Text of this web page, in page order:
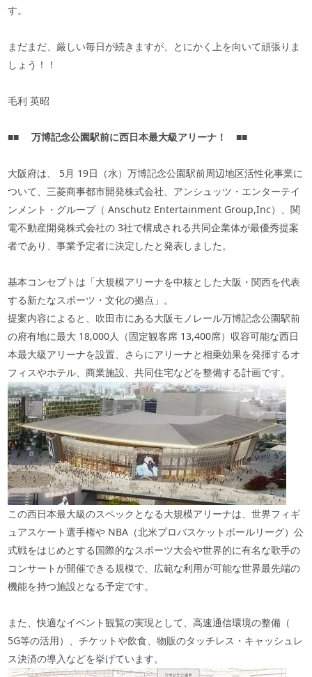
す。
まだまだ、厳しい毎日が続きますが、とにかく上を向いて頑張りま
しょう！！
毛利 英昭
■■ 万博記念公園駅前に西日本最大級アリーナ！ ■■
大阪府は、 5月 19日（水）万博記念公園駅前周辺地区活性化事業に
ついて、三菱商事都市開発株式会社、アンシュッツ・エンターテイ
ンメント・グループ（ Anschutz Entertainment Group,Inc）、関
電不動産開発株式会社の 3社で構成される共同企業体が最優秀提案
者であり、事業予定者に決定したと発表しました。
基本コンセプトは「大規模アリーナを中核とした大阪・関西を代表
する新たなスポーツ・文化の拠点」。
提案内容によると、吹田市にある大阪モノレール万博記念公園駅前
の府有地に最大 18,000人（固定観客席 13,400席）収容可能な西日
本最大級アリーナを設置、さらにアリーナと相乗効果を発揮するオ
フィスやホテル、商業施設、共同住宅などを整備する計画です。
この西日本最大級のスペックとなる大規模アリーナは、世界フィギ
ュアスケート選手権や NBA （北米プロバスケットボールリーグ）公
式戦をはじめとする国際的なスポーツ大会や世界的に有名な歌手の
コンサートが開催できる規模で、広範な利用が可能な世界最先端の
機能を持つ施設となる予定です。
また、快適なイベント観覧の実現として、高速通信環境の整備（
5G等の活用）、チケットや飲食、物販のタッチレス・キャッシュレ
ス決済の導入などを挙げています。